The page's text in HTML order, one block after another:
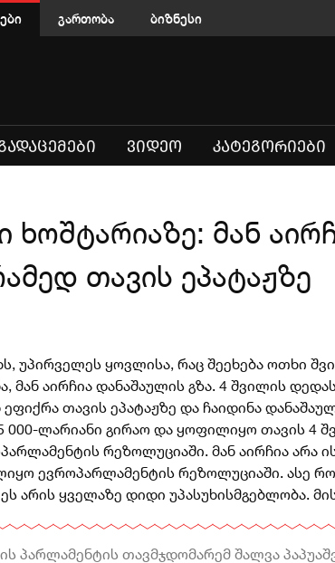
გართობა ბიზნესი
ᲕᲘᲓᲔᲝ ᲙᲐᲢᲔᲒᲝᲠᲘᲔᲑᲘ
ხოშტარიაზე: მან
თავის ეპატაჟზე
უპირველეს ყოვლისა, რაც შეეხება ოთხი
მან აირჩია დანაშაულის გზა. 4 შვილის
თავის ეპატაჟზე და ჩაიდინა
000-ლარიანი გირაო და ყოფილიყო თავის 4
რეზოლუციაში. მან აირჩია არა
ევროპარლამენტის რეზოლუციაში. ასე
არის ყველაზე დიდი უპასუხისმგებლობა.
პარლამენტის თავმჯდომარემ შალვა